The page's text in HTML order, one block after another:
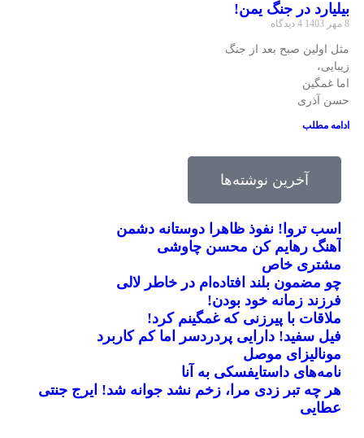
بیلیارد در جنگ یمن!
4 دیدگاه
مثل اولین صبح بعد از جنگ
زیبایی،
اما غمگین
حسن آذری
ادامه مطلب
آخرین نوشته‌ها
اسب تروا! نفوذ ظاهرا دوستانه دشمن
آهنگ رهایم کن محسن چاوشی
مشتری خاص
چو مضمون بلند افتاده‌ام در خاطر لالی
فرزند زمانه خود بودن!
ملاقات با پیرزنی که غمگینم کرد!
فیل سفید! دارایی پردردسر اما کم کاربرد
مونالیزای موصل
نامه‌های داستایفسکی به آنا
هر چه تبر زدی مرا، زخم نشد جوانه شد! ایرج جنتی
عطایی
جرج بست
بریل امبولو
جانلوکا ویالی
صلاح یا شورله
کینگزلی کومان